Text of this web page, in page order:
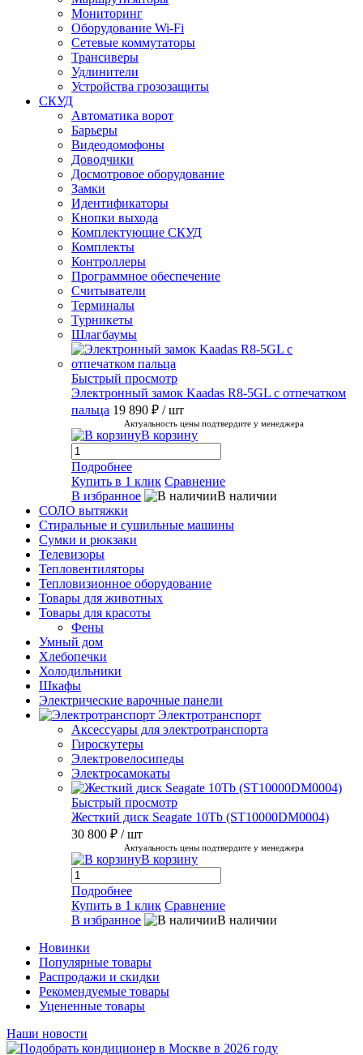
Мониторинг
Оборудование Wi-Fi
Сетевые коммутаторы
Трансиверы
Удлинители
Устройства грозозащиты
СКУД
Автоматика ворот
Барьеры
Видеодомофоны
Доводчики
Досмотровое оборудование
Замки
Идентификаторы
Кнопки выхода
Комплектующие СКУД
Комплекты
Контроллеры
Программное обеспечение
Считыватели
Терминалы
Турникеты
Шлагбаумы
Быстрый просмотр
Электронный замок Kaadas R8-5GL с отпечатком
пальца 19 890 ₽ / шт
Актуальность цены подтвердите у менеджера
В корзину
Подробнее
Купить в 1 клик Сравнение
В избранное
В наличии
СОЛО вытяжки
Стиральные и сушильные машины
Сумки и рюкзаки
Телевизоры
Тепловентиляторы
Тепловизионное оборудование
Товары для животных
Товары для красоты
Фены
Умный дом
Хлебопечки
Холодильники
Шкафы
Электрические варочные панели
Электротранспорт
Аксессуары для электротранспорта
Гироскутеры
Электровелосипеды
Электросамокаты
Быстрый просмотр
Жесткий диск Seagate 10Tb (ST10000DM0004)
30 800 ₽ / шт
Актуальность цены подтвердите у менеджера
В корзину
Подробнее
Купить в 1 клик Сравнение
В избранное
В наличии
Новинки
Популярные товары
Распродажи и скидки
Рекомендуемые товары
Уцененные товары
Наши новости